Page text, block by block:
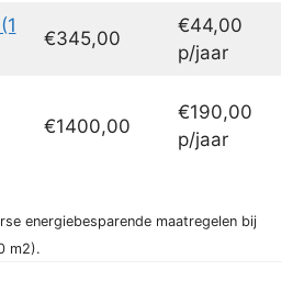
€345,00
€44,00
p/jaar
€1400,00
€190,00
p/jaar
energiebesparende maatregelen bij
m2).